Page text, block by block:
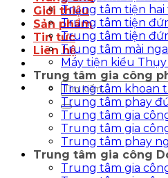
Giới thiệu
Sản phẩm
Tin tức
Liên hệ
Tìm
kiếm:
Trung tâm tiện
Trung tâm tiện
Trung tâm tiện
Trung tâm mài
Máy tiện kiểu Thụy
Trung tâm gia công
Trung tâm khoan
Trung tâm phay
Trung tâm gia
Trung tâm gia
Trung tâm phay
Trung tâm gia công
Trung tâm gia